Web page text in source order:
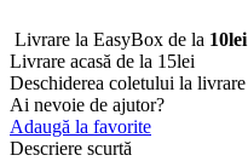
Livrare la EasyBox de la 10lei
Livrare acasă de la 15lei
Deschiderea coletului la livrare
Ai nevoie de ajutor?
Adaugă la favorite
Descriere scurtă